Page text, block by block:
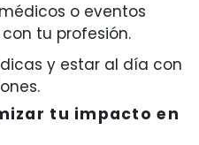
o eventos
tu profesión.
y estar al día con
tu impacto en